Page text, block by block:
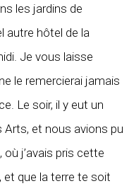
les jardins de
autre hôtel de la
Je vous laisse
le remercierai jamais
Le soir, il y eut un
et nous avions pu
j’avais pris cette
que la terre te soit